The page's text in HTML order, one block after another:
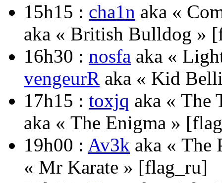
15h15 : cha1n aka «
aka « British Bulldog »
16h30 : nosfa aka «
vengeurR aka « Kid
17h15 : toxjq aka « The
aka « The Enigma »
19h00 : Av3k aka «
« Mr Karate » [flag_ru]